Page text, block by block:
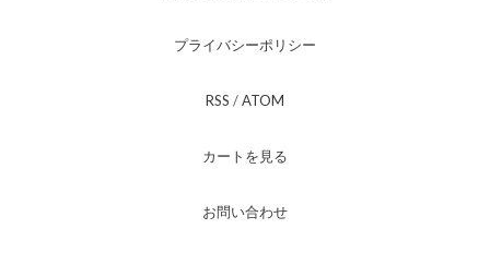
プライバシーポリシー
RSS /ATOM
カートを見る
お問い合わせ